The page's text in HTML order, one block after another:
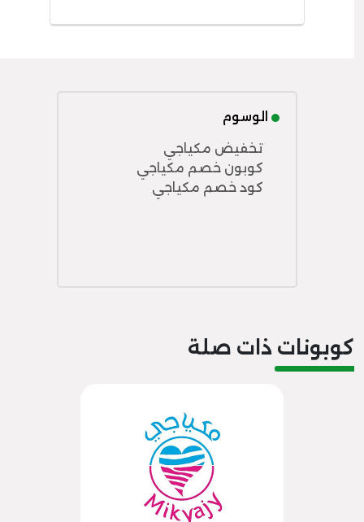
الوسوم
تخفيض مكياجي
كوبون خصم مكياجي
كود خصم مكياجي
كوبونات ذات صلة